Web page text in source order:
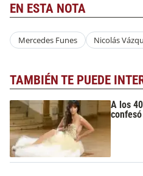
EN ESTA NOTA
Mercedes Funes Nicolás
TAMBIÉN TE PUEDE
A los